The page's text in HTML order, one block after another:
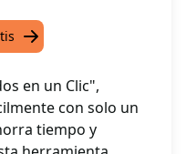
en un Clic",
con solo un
tiempo y